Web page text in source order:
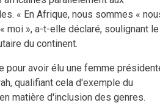
« En Afrique, nous sommes «
moi », a-t-elle déclaré, soulignant le
du continent.
pour avoir élu une femme
qualifiant cela d'exemple du
matière d'inclusion des genres.